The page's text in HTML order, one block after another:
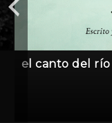
el canto del río